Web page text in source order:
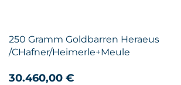
250 Gramm Goldbarren Heraeus
/CHafner/Heimerle+Meule
30.460,00 €